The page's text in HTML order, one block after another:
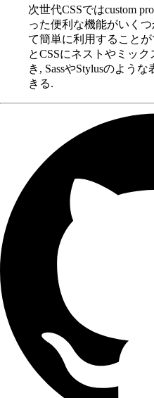
次世代CSSではcustom
った便利な機能がいく
て簡単に利用することが
とCSSにネストやミッ
き, SassやStylusのよう
きる.